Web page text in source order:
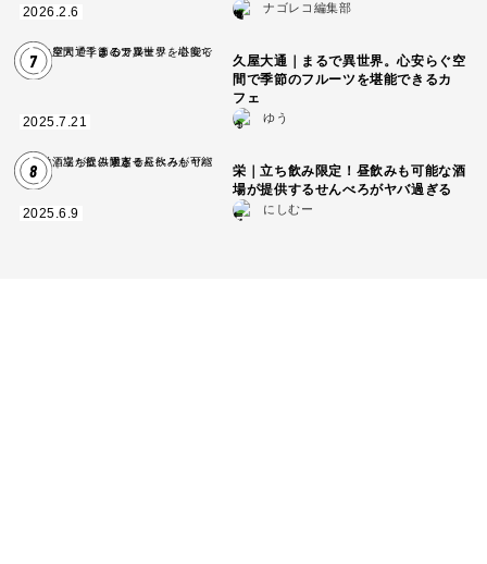
2026.2.6 ナゴレコ編集部
7
2025.7.21
久屋大通｜まるで異世界。心安らぐ空
間で季節のフルーツを堪能できるカ
フェ
ゆう
8
2025.6.9
栄｜立ち飲み限定！昼飲みも可能な酒
場が提供するせんべろがヤバ過ぎる
にしむー